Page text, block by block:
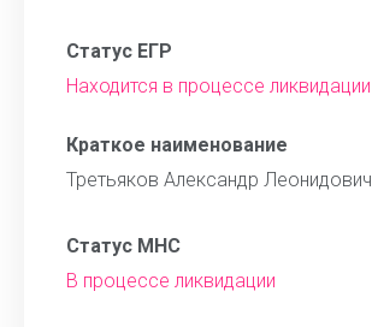
Статус ЕГР
Находится в процессе ликвидации
Краткое наименование
Третьяков Александр Леонидович
Статус МНС
В процессе ликвидации